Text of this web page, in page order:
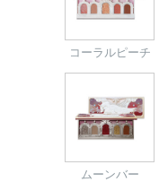
コーラルピーチ
ムーンバー